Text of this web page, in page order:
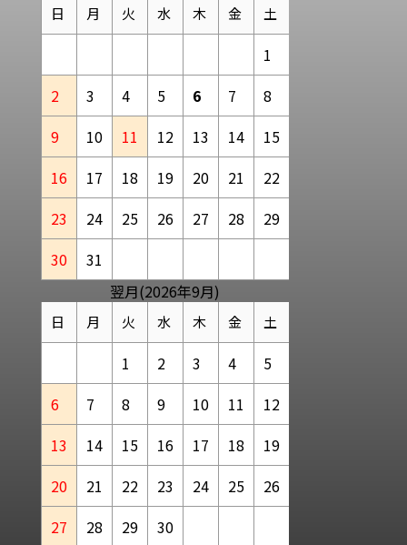
日 月 火 水 木 金 土
1
2
3 4 5 6 7
8
9
10 11 12 13 14
15
16
17 18 19 20 21
22
23
24 25 26 27 28
29
30
31
翌月(2026年9月)
日 月 火 水 木 金 土
1 2 3 4
5
6
7 8 9 10 11
12
13
14 15 16 17 18
19
20
21 22 23 24 25
26
27
28 29 30